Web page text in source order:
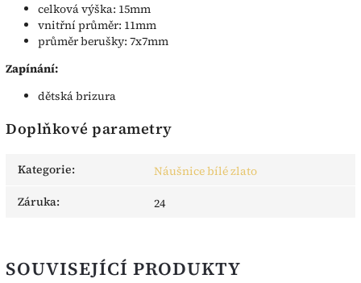
celková výška: 15mm
vnitřní průměr: 11mm
průměr berušky: 7x7mm
Zapínání:
dětská brizura
Doplňkové parametry
Kategorie:
Náušnice bílé zlato
Záruka: 24
SOUVISEJÍCÍ PRODUKTY